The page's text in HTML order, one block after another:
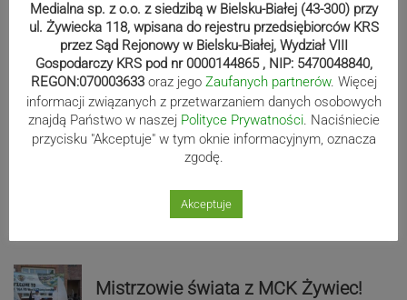
Mistrzowie świata z MCK Żywiec!
Medialna sp. z o.o. z siedzibą w Bielsku-Białej (43-300) przy
ul. Żywiecka 118, wpisana do rejestru przedsiębiorców KRS
przez Sąd Rejonowy w Bielsku-Białej, Wydział VIII
Gospodarczy KRS pod nr 0000144865 , NIP: 5470048840,
REGON:070003633 oraz jego Zaufanych partnerów. Więcej
informacji związanych z przetwarzaniem danych osobowych
znajdą Państwo w naszej Polityce Prywatności. Naciśniecie
przycisku "Akceptuje" w tym oknie informacyjnym, oznacza
zgodę.
Akceptuje